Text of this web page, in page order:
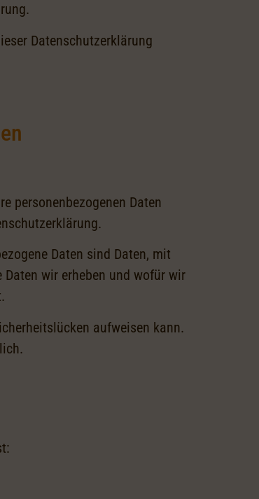
Datenschutzerklärung
personenbezogenen Daten
Daten sind Daten, mit
wir erheben und wofür wir
aufweisen kann.